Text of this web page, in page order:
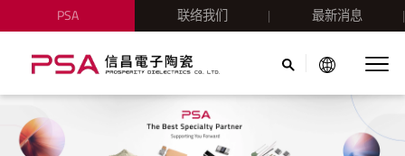
PSA 联络我们 最新消息